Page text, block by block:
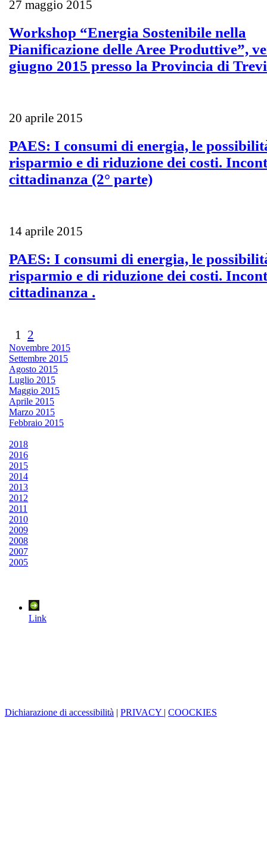
27 maggio 2015
Workshop “Energia Sostenibile nella
Pianificazione delle Aree Produttive”,
giugno 2015 presso la Provincia di
20 aprile 2015
PAES: I consumi di energia, le
risparmio e di riduzione dei costi.
cittadinanza (2° parte)
14 aprile 2015
PAES: I consumi di energia, le
risparmio e di riduzione dei costi.
cittadinanza .
1 2
Novembre 2015
Settembre 2015
Agosto 2015
Luglio 2015
Maggio 2015
Aprile 2015
Marzo 2015
Febbraio 2015
2018
2016
2015
2014
2013
2012
2011
2010
2009
2008
2007
2005
Link
Dichiarazione di accessibilità | PRIVACY | COOCKIES